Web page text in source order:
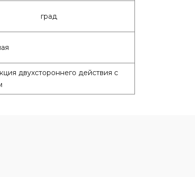
град
двухстороннего действия с